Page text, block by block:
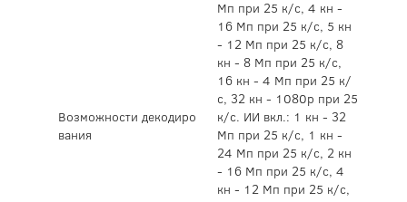
Возможности декодиро
вания
Мп при 25 к/с, 4 кн -
16 Мп при 25 к/с, 5 кн
- 12 Мп при 25 к/с, 8
кн - 8 Мп при 25 к/с,
16 кн - 4 Мп при 25 к/
с, 32 кн - 1080p при 25
к/с. ИИ вкл.: 1 кн - 32
Мп при 25 к/с, 1 кн -
24 Мп при 25 к/с, 2 кн
- 16 Мп при 25 к/с, 4
кн - 12 Мп при 25 к/с,